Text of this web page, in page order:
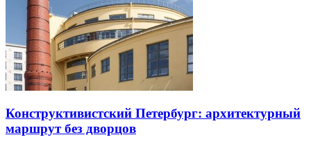
Конструктивистский Петербург: архитектурный
маршрут без дворцов